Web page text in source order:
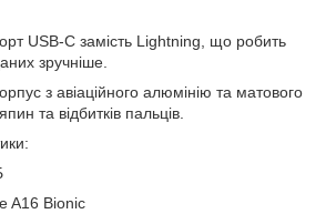
USB-C замість Lightning, що робить
зручніше.
з авіаційного алюмінію та матового
та відбитків пальців.
A16 Bionic